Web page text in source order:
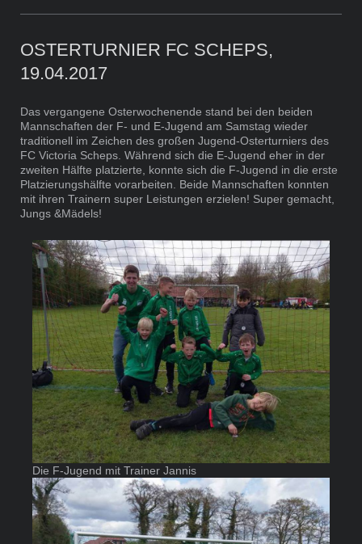
OSTERTURNIER FC SCHEPS,
19.04.2017
Das vergangene Osterwochenende stand bei den beiden
Mannschaften der F- und E-Jugend am Samstag wieder
traditionell im Zeichen des großen Jugend-Osterturniers des
FC Victoria Scheps. Während sich die E-Jugend eher in der
zweiten Hälfte platzierte, konnte sich die F-Jugend in die erste
Platzierungshälfte vorarbeiten. Beide Mannschaften konnten
mit ihren Trainern super Leistungen erzielen! Super gemacht,
Jungs &Mädels!
Die F-Jugend mit Trainer Jannis